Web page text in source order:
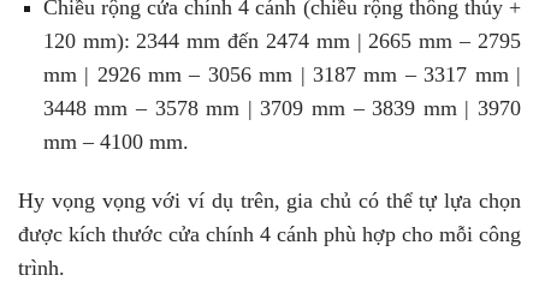
Chiều rộng cửa chính 4 cánh (chiều rộng thông thủy +
120 mm): 2344 mm đến 2474 mm | 2665 mm – 2795
mm | 2926 mm – 3056 mm | 3187 mm – 3317 mm |
3448 mm – 3578 mm | 3709 mm – 3839 mm | 3970
mm – 4100 mm.
Hy vọng vọng với ví dụ trên, gia chủ có thể tự lựa chọn
được kích thước cửa chính 4 cánh phù hợp cho mỗi công
trình.